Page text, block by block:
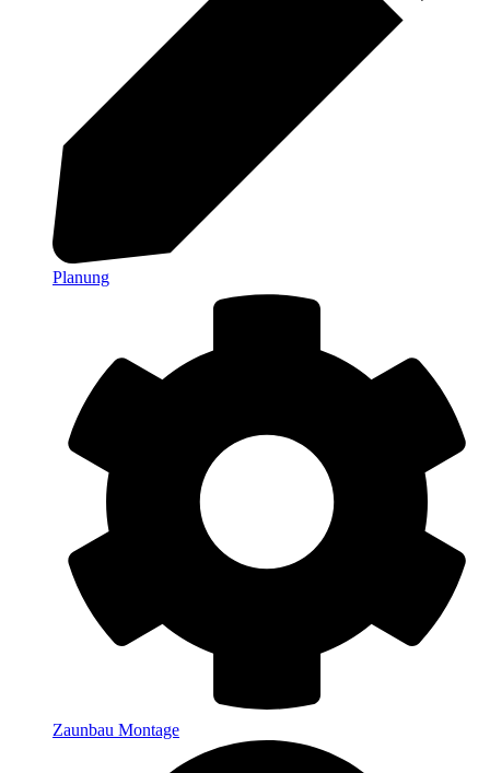
Planung
Zaunbau Montage